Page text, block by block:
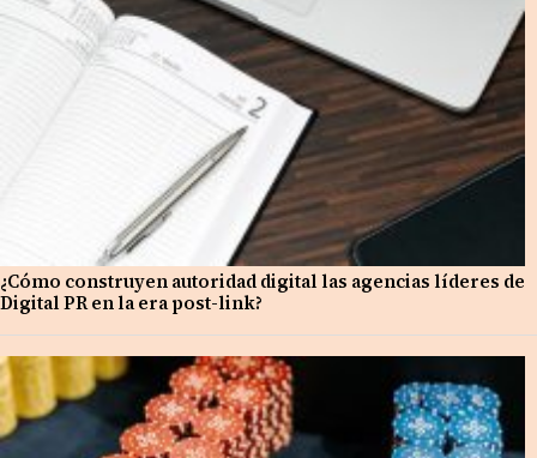
¿Cómo construyen autoridad digital las agencias líderes de
Digital PR en la era post-link?